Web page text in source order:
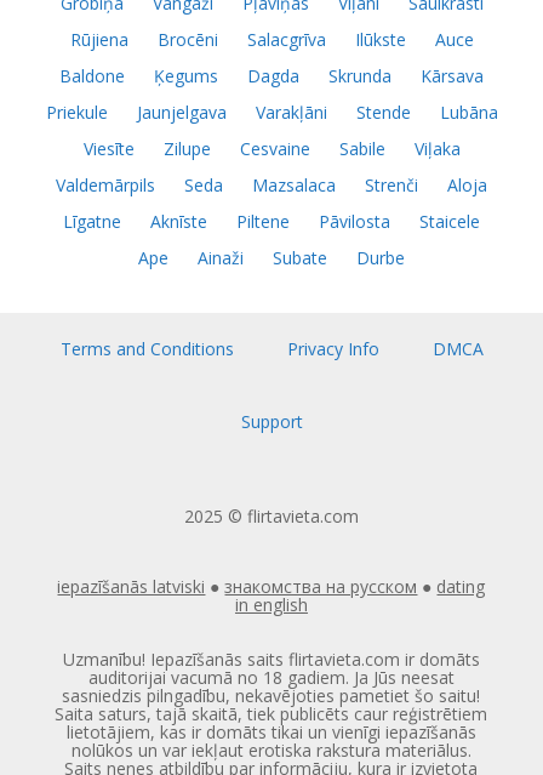
Rūjiena
Brocēni Salacgrīva Ilūkste
Auce
Baldone
Ķegums Dagda Skrunda
Kārsava
Priekule
Jaunjelgava Varakļāni Stende
Lubāna
Viesīte
Zilupe Cesvaine Sabile
Viļaka
Valdemārpils
Seda Mazsalaca Strenči
Aloja
Līgatne
Aknīste Piltene Pāvilosta
Staicele
Ape
Ainaži Subate Durbe
Terms and Conditions Privacy Info DMCA
Support
2025 © flirtavieta.com
iepazīšanās latviski ●знакомства на русском ● dating
in english
Uzmanību! Iepazīšanās saits flirtavieta.com ir domāts
auditorijai vacumā no 18 gadiem. Ja Jūs neesat
sasniedzis pilngadību, nekavējoties pametiet šo saitu!
Saita saturs, tajā skaitā, tiek publicēts caur reģistrētiem
lietotājiem, kas ir domāts tikai un vienīgi iepazīšanās
nolūkos un var iekļaut erotiska rakstura materiālus.
Saits nenes atbildību par informāciju, kura ir izvietota